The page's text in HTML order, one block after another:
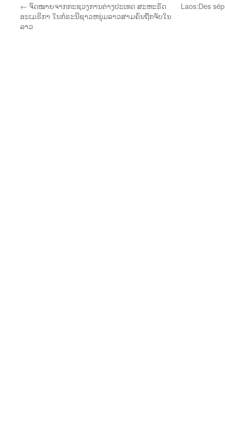
← ຈົດໝາຍຈາກກະຊວງການຕ່າງປະເທດ ສະຫະຣັດ
ອະເມຣິກາ ໃນກໍຣະນີຊາວຫນຸ່ມລາວສາມຄົນຖືກຈັບໃນ
ລາວ
Laos:Des